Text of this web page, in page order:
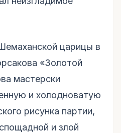
царицы в
«Золотой
мастерски
и холодноватую
рисунка партии,
и злой